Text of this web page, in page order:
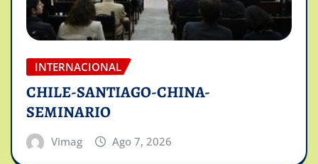
INTERNACIONAL
CHILE-SANTIAGO-CHINA-
SEMINARIO
Vimag Ago 7, 2026